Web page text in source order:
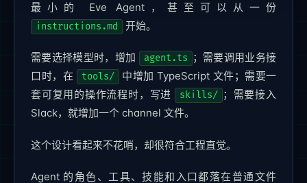
最小的 Eve Agent，甚至可以从一份
instructions.md 开始。
需要选择模型时，增加 agent.ts
；需要调用业务接
口时，在
tools/
中增加 TypeScript 文件；需要一
套可复用的操作流程时，写进
skills/
；需要接入
Slack，就增加一个 channel 文件。
这个设计看起来不花哨，却很符合工程直觉。
Agent 的角色、工具、技能和入口都落在普通文件